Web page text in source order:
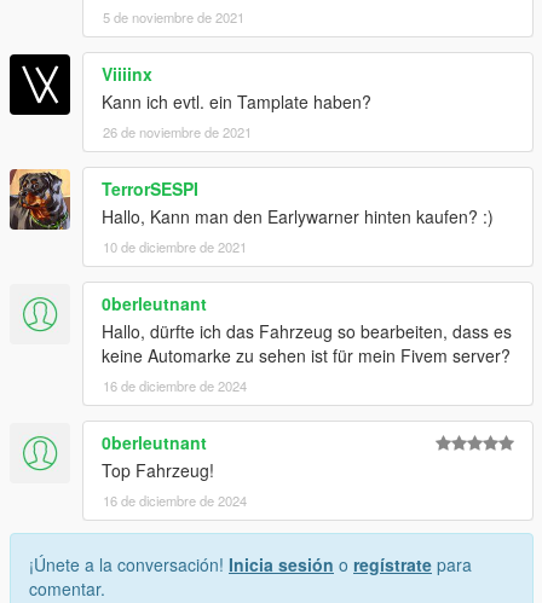
5 de noviembre de 2021
Viiiinx
Kann ich evtl. ein Tamplate haben?
26 de noviembre de 2021
TerrorSESPI
Hallo, Kann man den Earlywarner hinten kaufen? :)
10 de diciembre de 2021
0berleutnant
Hallo, dürfte ich das Fahrzeug so bearbeiten, dass es
keine Automarke zu sehen ist für mein Fivem server?
16 de diciembre de 2024
0berleutnant
Top Fahrzeug!
16 de diciembre de 2024
¡Únete a la conversación! Inicia sesión o regístrate para
comentar.